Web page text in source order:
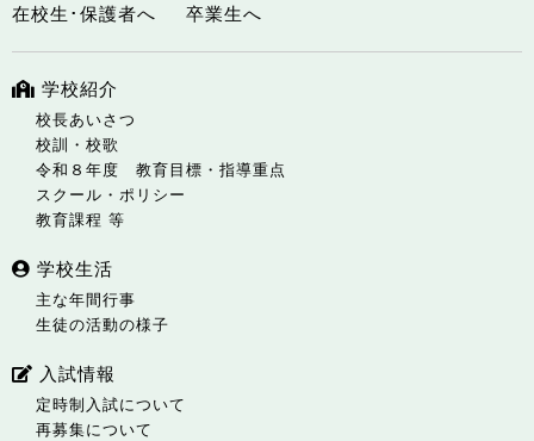
在校生･保護者へ
卒業生へ
学校紹介
校長あいさつ
校訓・校歌
令和８年度 教育目標・指導重点
スクール・ポリシー
教育課程 等
学校生活
主な年間行事
生徒の活動の様子
入試情報
定時制入試について
再募集について